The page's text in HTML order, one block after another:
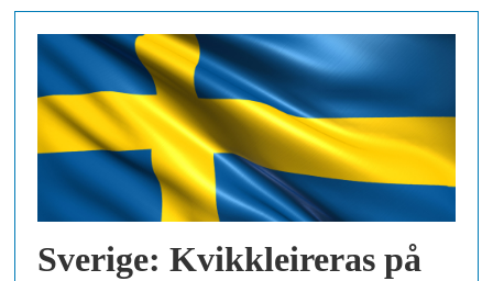
Sverige: Kvikkleireras på